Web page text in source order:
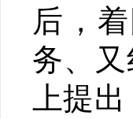
后，
务、
上提